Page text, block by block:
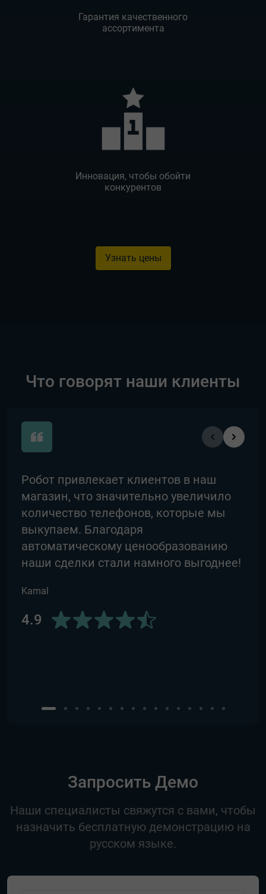
Гарантия качественного
ассортимента
Инновация, чтобы обойти
конкурентов
Узнать цены
Что говорят наши клиенты
Pобот привлекает клиентов в наш
магазин, что значительно увеличило
количество телефонов, которые мы
выкупаем. Благодаря
автоматическому ценообразованию
наши сделки стали намного выгоднее!
Kamal
4.9
Запросить Демо
Наши специалисты свяжутся с вами, чтобы
назначить бесплатную демонстрацию на
русском языке.